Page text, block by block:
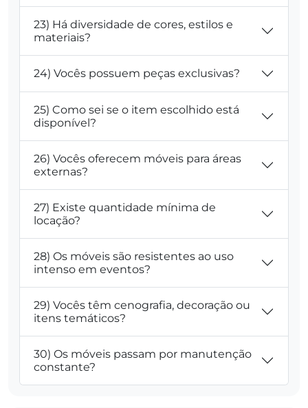
23) Há diversidade de cores, estilos e
materiais?
24) Vocês possuem peças exclusivas?
25) Como sei se o item escolhido está
disponível?
26) Vocês oferecem móveis para áreas
externas?
27) Existe quantidade mínima de
locação?
28) Os móveis são resistentes ao uso
intenso em eventos?
29) Vocês têm cenografia, decoração ou
itens temáticos?
30) Os móveis passam por manutenção
constante?